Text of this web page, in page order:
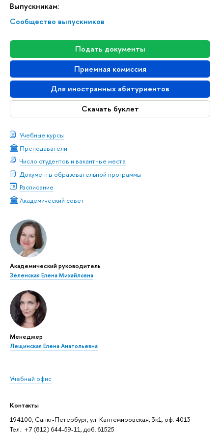
Выпускникам:
Сообщество выпускников
Подать документы
Приемная комиссия
Для иностранных абитуриентов
Скачать буклет
Учебные курсы
Преподаватели
Число студентов и вакантные места
Документы образовательной программы
Расписание
Академический совет
Академический руководитель
Зеленская Елена Михайловна
Менеджер
Лещинская Елена Анатольевна
Учебный офис
Контакты
194100, Санкт-Петербург, ул. Кантемировская, 3к1, оф. 4013
Тел.: +7 (812) 644-59-11, доб. 61525